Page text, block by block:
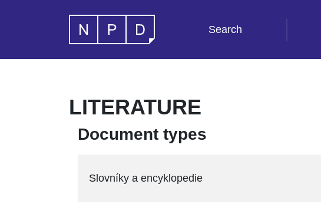
Search
LITERATURE
Document types
Slovníky a encyklopedie